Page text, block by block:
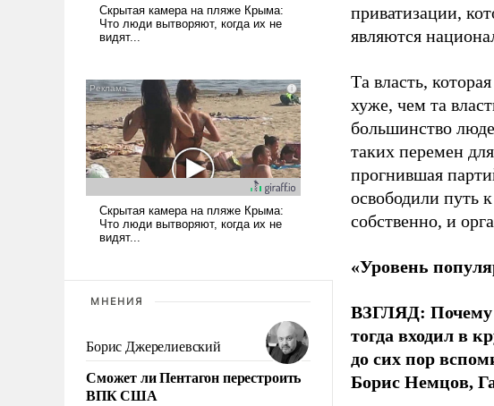
МНЕНИЯ
Борис Джерелиевский
Сможет ли Пентагон перестроить
ВПК США
приватизации,
являются
Та власть,
хуже, чем та
большинство
таких перемен
прогнившая
освободили путь
собственно, и
«Уровень
ВЗГЛЯД: Почему
тогда входил в
до сих пор
Борис Немцов,